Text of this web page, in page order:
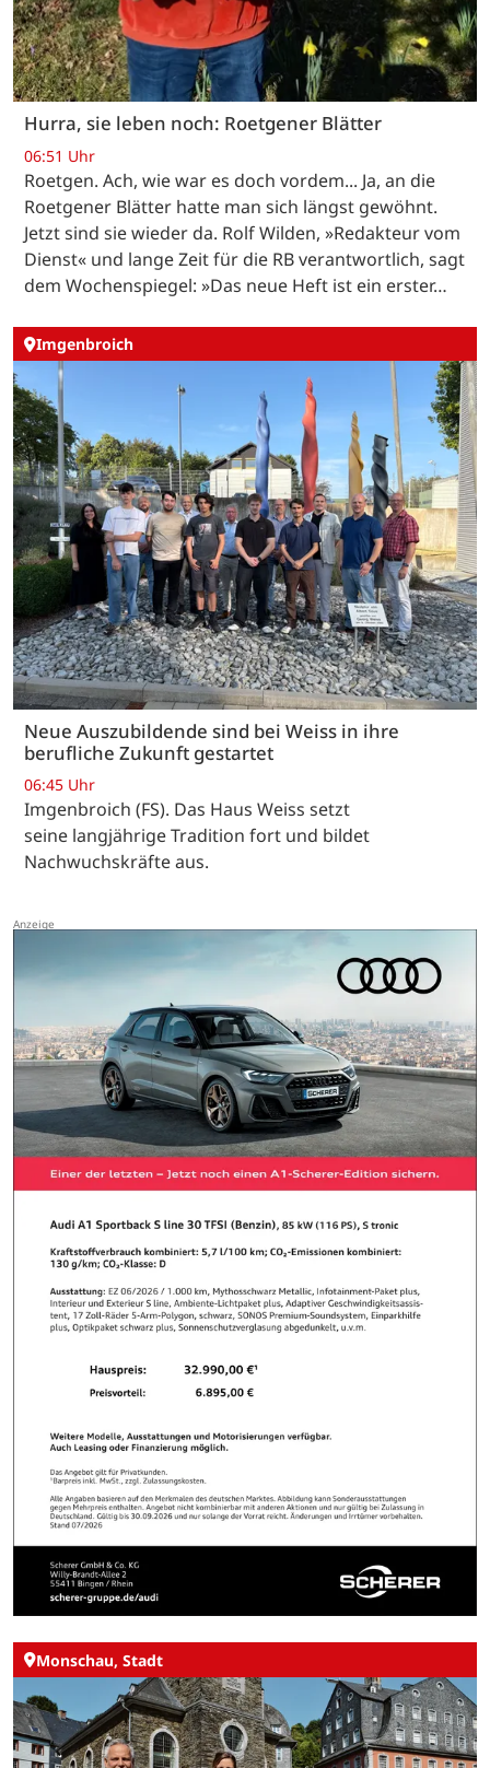
Hurra, sie leben noch: Roetgener Blätter
06:51 Uhr
Roetgen. Ach, wie war es doch vordem... Ja, an die
Roetgener Blätter hatte man sich längst gewöhnt.
Jetzt sind sie wieder da. Rolf Wilden, »Redakteur vom
Dienst« und lange Zeit für die RB verantwortlich, sagt
dem Wochenspiegel: »Das neue Heft ist ein erster…
Imgenbroich
Neue Auszubildende sind bei Weiss in ihre
berufliche Zukunft gestartet
06:45 Uhr
Imgenbroich (FS). Das Haus Weiss setzt
seine langjährige Tradition fort und bildet
Nachwuchskräfte aus.
Monschau, Stadt